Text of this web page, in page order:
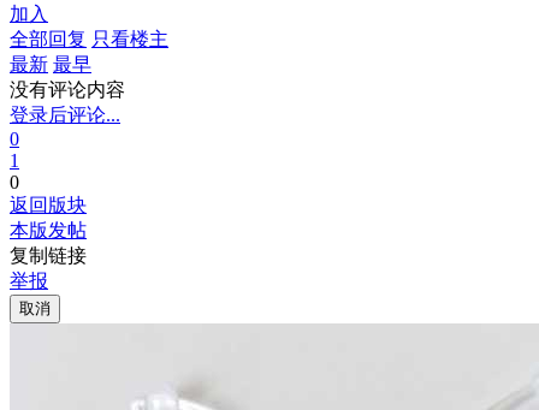
加入
全部回复 只看楼主
最新 最早
没有评论内容
登录后评论...
0
1
0
返回版块
本版发帖
复制链接
举报
取消